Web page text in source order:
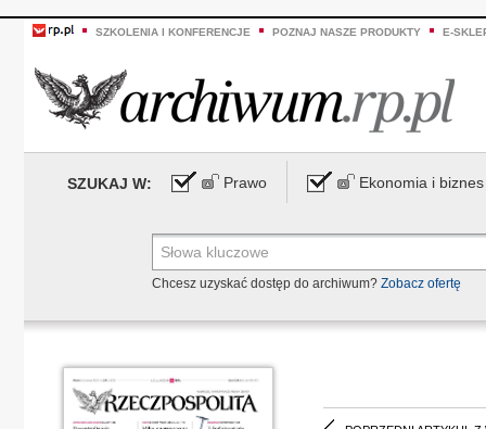
SZKOLENIA I KONFERENCJE POZNAJ NASZE PRODUKTY E-
SZUKAJ W: Prawo Ekonomia i biznes
Chcesz uzyskać dostęp do archiwum? Zobacz ofertę